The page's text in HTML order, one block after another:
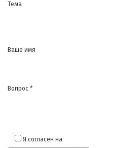
Тема
Ваше имя
Вопрос *
Я согласен на